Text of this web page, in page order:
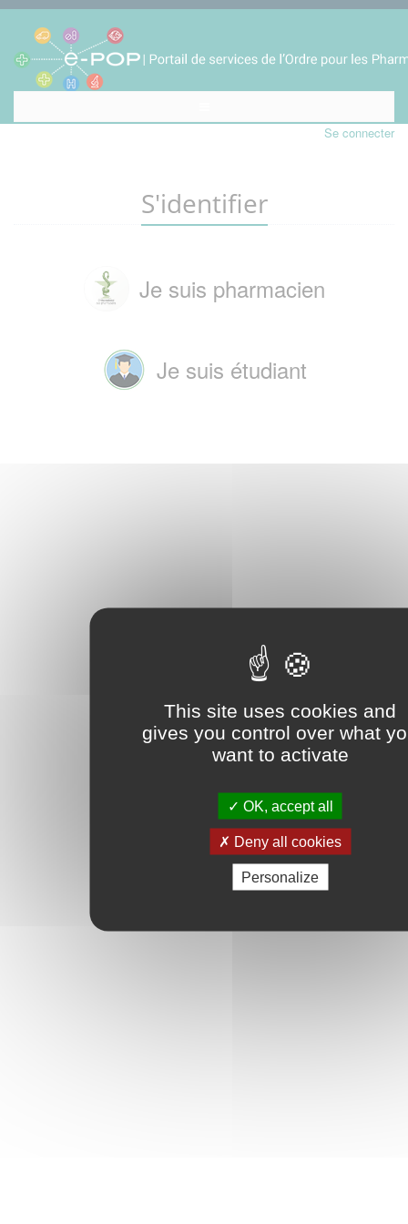
This site uses cookies and
gives you control over what
want to activate
OK, accept all
Deny all cookies
Personalize
Se connecter
S'identifier
Je suis pharmacien
Je suis étudiant